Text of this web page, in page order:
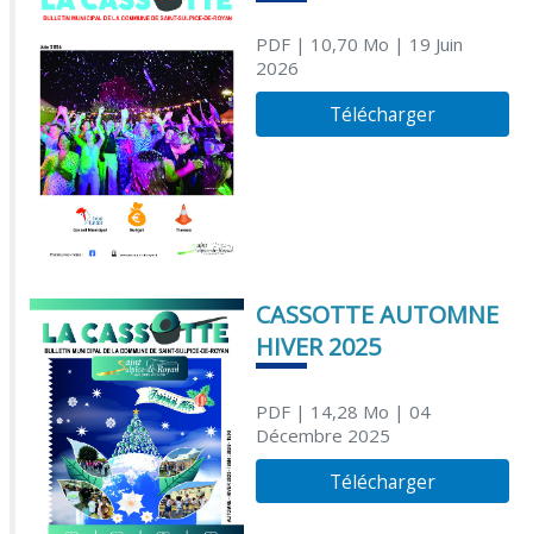
PDF| 10,70 Mo | 19 Juin
2026
Télécharger
CASSOTTE AUTOMNE
HIVER 2025
PDF| 14,28 Mo | 04
Décembre 2025
Télécharger